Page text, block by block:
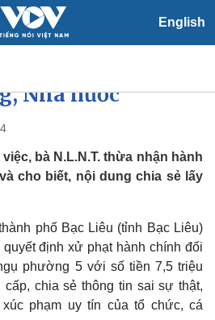
English
Xã hội
Tin 24h
Dấu ấn VOV
Việc làm
Biển đảo
vì chia sẻ
thật xúc phạm
Nhà nước
bà N.L.N.T. thừa nhận hành
cho biết, nội dung chia sẻ lấy
phố Bạc Liêu (tỉnh Bạc Liêu)
định xử phạt hành chính đối
phường 5 với số tiền 7,5 triệu
cấp, chia sẻ thông tin sai sự thật,
phạm uy tín của tổ chức, cá